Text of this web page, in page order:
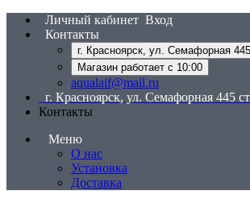
Личный кабинет Вход
Контакты
г. Красноярск, ул. Семафорная
Магазин работает с 10:00
aqualaif@mail.ru
г. Красноярск, ул. Семафорная 445
Контакты
Меню
О нас
Установка
Доставка